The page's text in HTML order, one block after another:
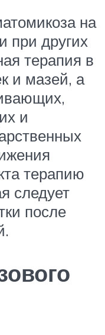
на
при других
терапия в
и мазей, а
и
терапию
следует
после